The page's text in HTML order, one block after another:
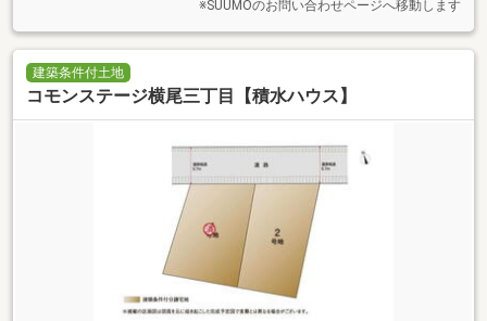
※SUUMOのお問い合わせページへ移動します
建築条件付土地
コモンステージ横尾三丁目【積水ハウス】